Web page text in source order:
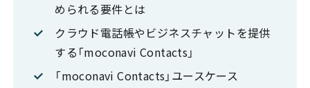
められる要件とは
クラウド電話帳やビジネスチャットを提供
する「moconavi Contacts」
「moconavi Contacts」ユースケース